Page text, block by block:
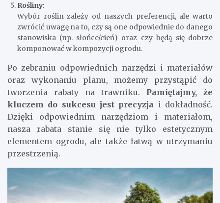
Rośliny:
Wybór roślin zależy od naszych preferencji, ale warto
zwrócić uwagę na to, czy są one odpowiednie do danego
stanowiska (np. słońce/cień) oraz czy będą się dobrze
komponować w kompozycji ogrodu.
Po zebraniu odpowiednich narzędzi i materiałów
oraz wykonaniu planu, możemy przystąpić do
tworzenia rabaty na trawniku. Pamiętajmy, że
kluczem do sukcesu jest precyzja i dokładność.
Dzięki odpowiednim narzędziom i materiałom,
nasza rabata stanie się nie tylko estetycznym
elementem ogrodu, ale także łatwą w utrzymaniu
przestrzenią.